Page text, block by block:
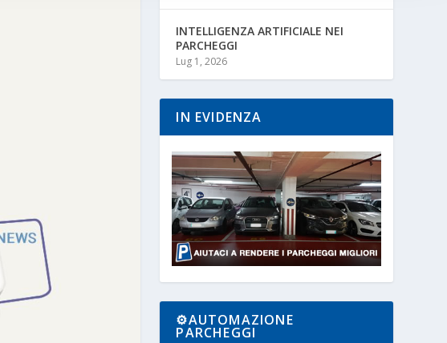
INTELLIGENZA ARTIFICIALE NEI
PARCHEGGI
Lug 1, 2026
IN EVIDENZA
⚙️AUTOMAZIONE
PARCHEGGI